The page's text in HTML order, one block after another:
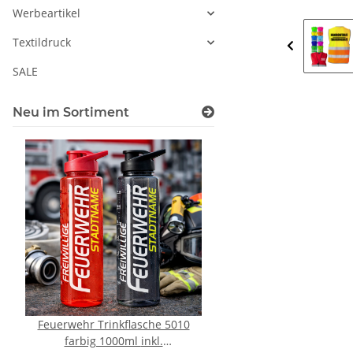
Werbeartikel
Textildruck
SALE
Neu im Sortiment
Feuerwehr Trinkflasche 5010
farbig 1000ml inkl.